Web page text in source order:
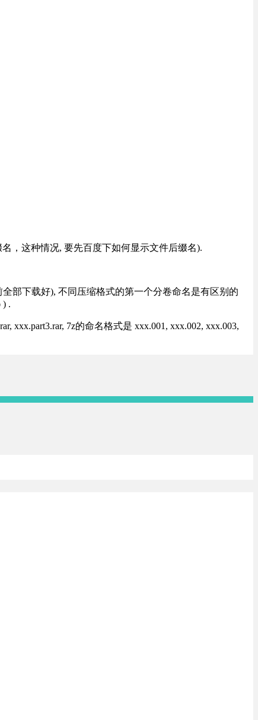
，这种情况, 要先百度下如何显示文件后缀名).
部下载好), 不同压缩格式的第一个分卷命名是有区别的
) .
xxx.part3.rar, 7z的命名格式是 xxx.001, xxx.002, xxx.003,